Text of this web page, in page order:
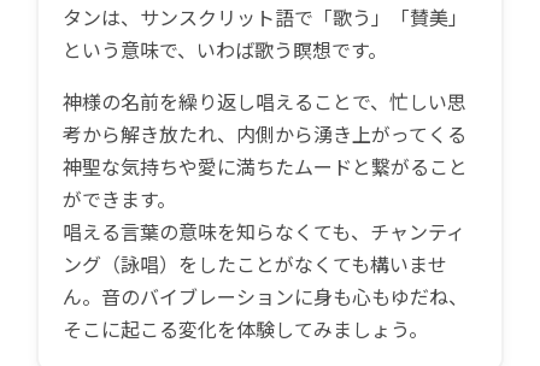
タンは、サンスクリット語で「歌う」「賛美」
という意味で、いわば歌う瞑想です。
神様の名前を繰り返し唱えることで、忙しい思
考から解き放たれ、内側から湧き上がってくる
神聖な気持ちや愛に満ちたムードと繋がること
ができます。
唱える言葉の意味を知らなくても、チャンティ
ング（詠唱）をしたことがなくても構いませ
ん。音のバイブレーションに身も心もゆだね、
そこに起こる変化を体験してみましょう。